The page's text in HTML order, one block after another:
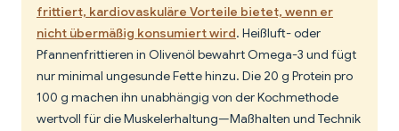
frittiert, kardiovaskuläre Vorteile bietet, wenn er
nicht übermäßig konsumiert wird. Heißluft- oder
Pfannenfrittieren in Olivenöl bewahrt Omega-3 und fügt
nur minimal ungesunde Fette hinzu. Die 20 g Protein pro
100 g machen ihn unabhängig von der Kochmethode
wertvoll für die Muskelerhaltung—Maßhalten und Technik